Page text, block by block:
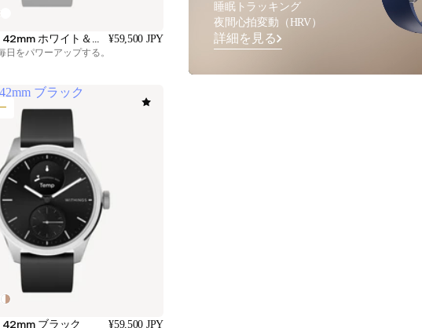
睡眠トラッキング
夜間心拍変動（HRV）
詳細を見る
ScanWatch 2 42mm ホワイト＆シルバー ¥59,500 JPY
日をパワーアップする。
ブラック
ブラック ¥59,500 JPY